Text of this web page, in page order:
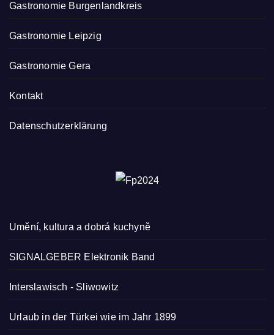
Gastronomie Burgenlandkreis
Gastronomie Leipzig
Gastronomie Gera
Kontakt
Datenschutzerklärung
Umění, kultura a dobrá kuchyně
SIGNALGEBER Elektronik Band
Interslawisch - Sliwowitz
Urlaub in der Türkei wie im Jahr 1899